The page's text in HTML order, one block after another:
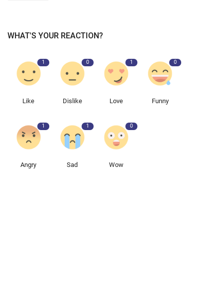
WHAT'S YOUR REACTION?
1
Like
0
Dislike
1
Love
0
Funny
1
Angry
1
Sad
0
Wow